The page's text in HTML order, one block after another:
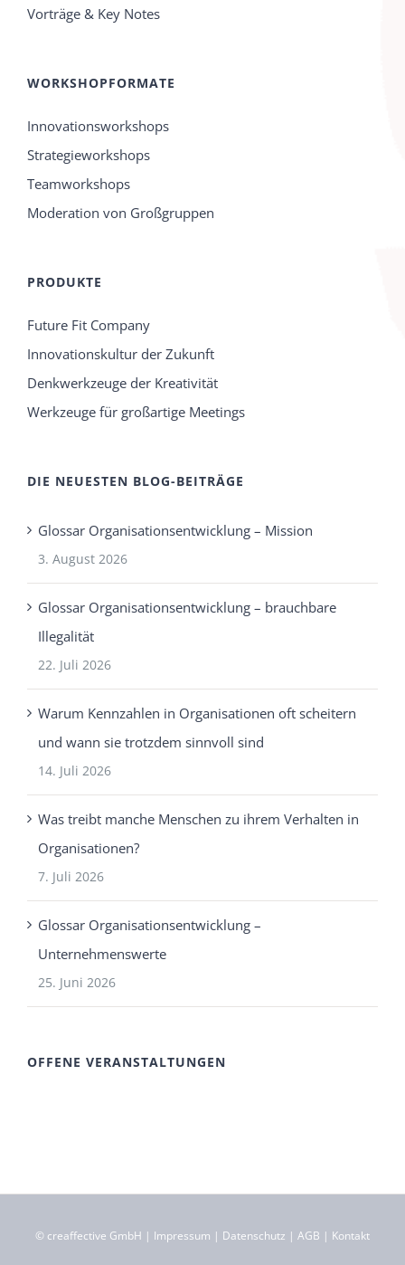
Vorträge & Key Notes
WORKSHOPFORMATE
Innovationsworkshops
Strategieworkshops
Teamworkshops
Moderation von Großgruppen
PRODUKTE
Future Fit Company
Innovationskultur der Zukunft
Denkwerkzeuge der Kreativität
Werkzeuge für großartige Meetings
DIE NEUESTEN BLOG-BEITRÄGE
Glossar Organisationsentwicklung – Mission
3. August 2026
Glossar Organisationsentwicklung – brauchbare
Illegalität
22. Juli 2026
Warum Kennzahlen in Organisationen oft scheitern
und wann sie trotzdem sinnvoll sind
14. Juli 2026
Was treibt manche Menschen zu ihrem Verhalten in
Organisationen?
7. Juli 2026
Glossar Organisationsentwicklung –
Unternehmenswerte
25. Juni 2026
OFFENE VERANSTALTUNGEN
© creaffective GmbH | Impressum | Datenschutz | AGB | Kontakt